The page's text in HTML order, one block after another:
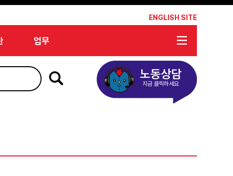
ENGLISH SITE
업무
노동상담
지금 클릭하세요